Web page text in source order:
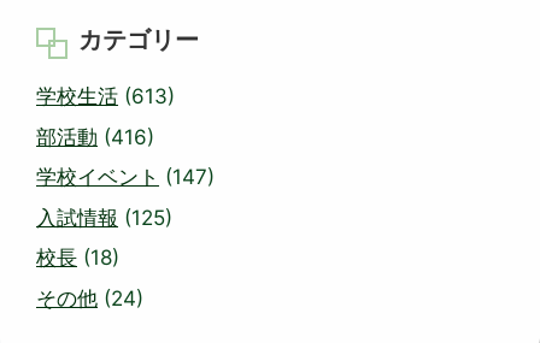
カテゴリー
学校生活 (613)
部活動 (416)
学校イベント (147)
入試情報 (125)
校長 (18)
その他 (24)